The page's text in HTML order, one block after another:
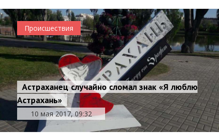
Происшествия
Астраханец случайно сломал знак «Я люблю
Астрахань»
10 мая 2017, 09:32